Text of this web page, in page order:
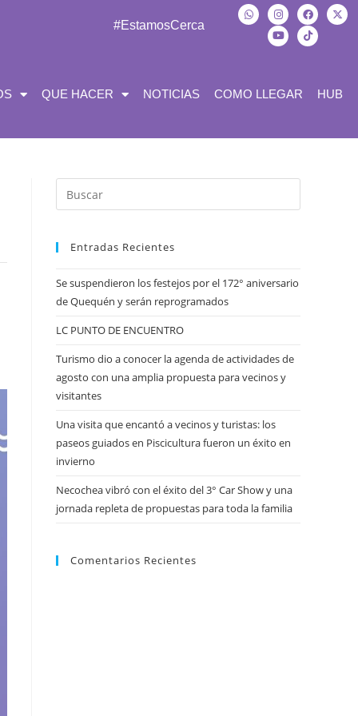
#EstamosCerca
QUE HACER NOTICIAS COMO LLEGAR HUB
Entradas Recientes
Se suspendieron los festejos por el 172° aniversario
de Quequén y serán reprogramados
LC PUNTO DE ENCUENTRO
Turismo dio a conocer la agenda de actividades de
agosto con una amplia propuesta para vecinos y
visitantes
Una visita que encantó a vecinos y turistas: los
paseos guiados en Piscicultura fueron un éxito en
invierno
Necochea vibró con el éxito del 3° Car Show y una
jornada repleta de propuestas para toda la familia
Comentarios Recientes